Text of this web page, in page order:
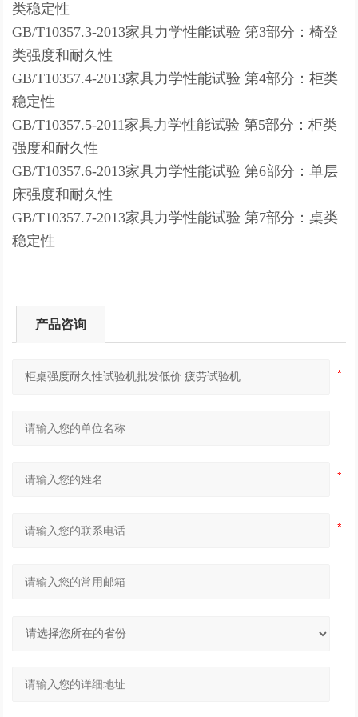
类稳定性
GB/T10357.3-2013家具力学性能试验 第3部分：椅登
类强度和耐久性
GB/T10357.4-2013家具力学性能试验 第4部分：柜类
稳定性
GB/T10357.5-2011家具力学性能试验 第5部分：柜类
强度和耐久性
GB/T10357.6-2013家具力学性能试验 第6部分：单层
床强度和耐久性
GB/T10357.7-2013家具力学性能试验 第7部分：桌类
稳定性
产品咨询